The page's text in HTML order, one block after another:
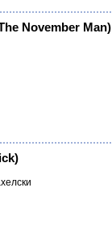
November Man)